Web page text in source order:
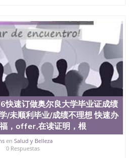
速订做奥尔良大学毕业证成绩
/未顺利毕业/成绩不理想 快速办
，offer,在读证明，根
en Salud y Belleza
0 Respuestas